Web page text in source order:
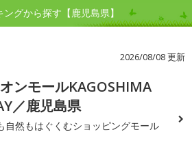
グから探す【鹿児島県】
2026/08/08 更新
ンモールKAGOSHIMA
／鹿児島県
自然もはぐくむショッピングモール